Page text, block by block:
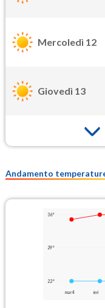
Mercoledì 12
Giovedì 13
Andamento
36°
29°
22°
mar 4 ieri